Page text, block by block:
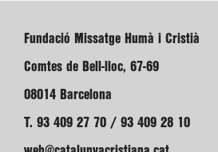
Fundació Missatge Humà i Cristià
Comtes de Bell-lloc, 67-69
08014 Barcelona
T. 93 409 27 70 / 93 409 28 10